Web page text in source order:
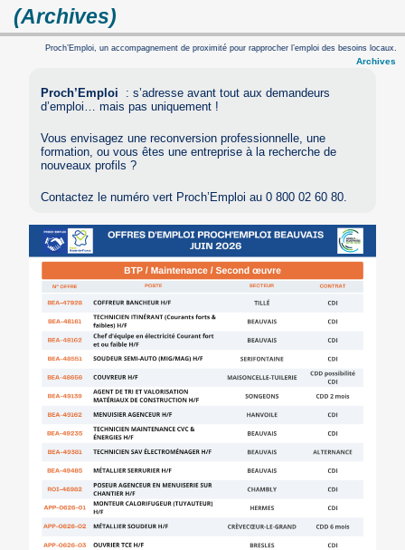
(Archives)
Proch’Emploi, un accompagnement de proximité pour rapprocher l’emploi des besoins locaux.
Archives
Proch’Emploi
: s’adresse avant tout aux demandeurs
d’emploi… mais pas uniquement !
Vous envisagez une reconversion professionnelle, une
formation, ou vous êtes une entreprise à la recherche de
nouveaux profils ?
Contactez le numéro vert Proch’Emploi au 0 800 02 60 80.